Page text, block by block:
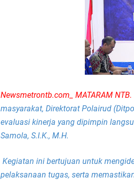
Polsek Gunungsari
Samapta Polresta
Kapolsek
Kapolsek Lingsar
Dua Residivis
Newsmetrontb.com_ MATARAM
masyarakat, Direktorat Polairud
evaluasi kinerja yang dipimpin
Samola, S.I.K., M.H.
Kegiatan ini bertujuan untuk
pelaksanaan tugas, serta